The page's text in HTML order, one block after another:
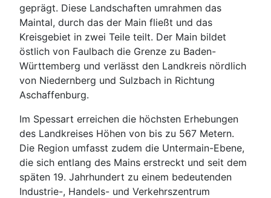
geprägt. Diese Landschaften umrahmen das
Maintal, durch das der Main fließt und das
Kreisgebiet in zwei Teile teilt. Der Main bildet
östlich von Faulbach die Grenze zu Baden-
Württemberg und verlässt den Landkreis nördlich
von Niedernberg und Sulzbach in Richtung
Aschaffenburg.
Im Spessart erreichen die höchsten Erhebungen
des Landkreises Höhen von bis zu 567 Metern.
Die Region umfasst zudem die Untermain-Ebene,
die sich entlang des Mains erstreckt und seit dem
späten 19. Jahrhundert zu einem bedeutenden
Industrie-, Handels- und Verkehrszentrum